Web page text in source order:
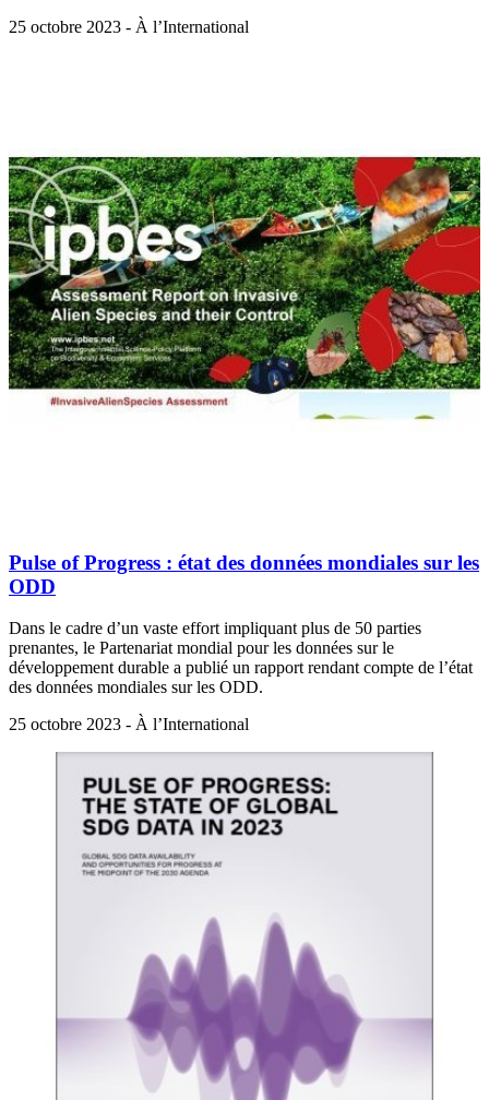
25 octobre 2023 - À l’International
Pulse of Progress : état des données mondiales sur les
ODD
Dans le cadre d’un vaste effort impliquant plus de 50 parties
prenantes, le Partenariat mondial pour les données sur le
développement durable a publié un rapport rendant compte de l’état
des données mondiales sur les ODD.
25 octobre 2023 - À l’International